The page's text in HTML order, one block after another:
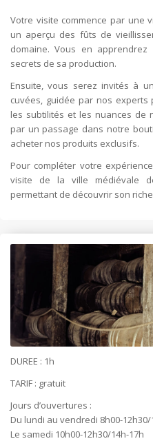
Votre visite commence par une
un aperçu des fûts de
domaine. Vous en apprendrez
secrets de sa production.
Ensuite, vous serez invités à
cuvées, guidée par nos
les subtilités et les nuances de
par un passage dans notre
acheter nos produits exclusifs.
Pour compléter votre
visite de la ville médiévale
permettant de découvrir son
DUREE : 1h
TARIF : gratuit
Jours d’ouvertures :
Du lundi au vendredi 8h00-12h30/
Le samedi 10h00-12h30/14h-17h